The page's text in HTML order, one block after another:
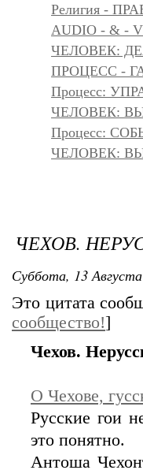
Религия -
AUDIO - & -
ЧЕЛОВЕК:
ПРОЦЕСС -
Процесс:
ЧЕЛОВЕК:
Процесс:
ЧЕЛОВЕК:
ЧЕХОВ.
Суббота, 13
Это цитата
сообщество!]
Чехов.
О Чехове,
Pусские гои
это понятно.
Антоша